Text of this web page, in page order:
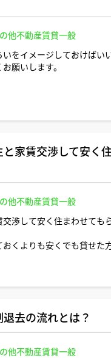
他不動産賃貸一般
をイメージしておけばい
願いします。
家賃交渉して安く
他不動産賃貸一般
渉して安く住まわせても
くよりも安くでも貸せた
去の流れとは？
他不動産賃貸一般